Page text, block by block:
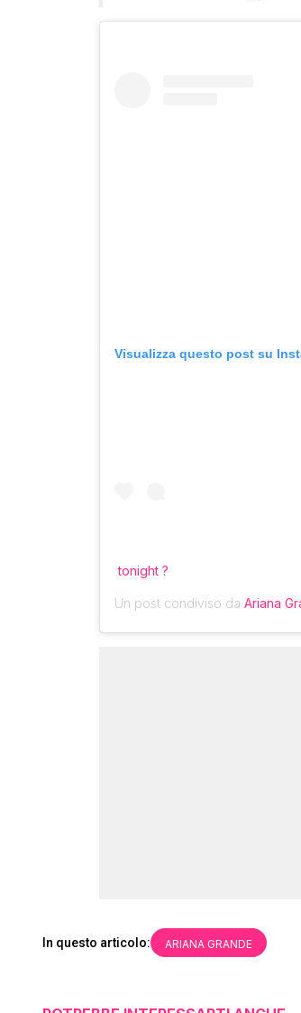
Visualizza questo post su
tonight ?
Un post condiviso da Ariana
In questo articolo: ARIANA GRANDE